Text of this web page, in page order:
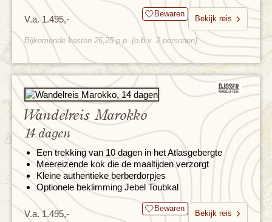
V.a. 1.495,- Bewaren
Bekijk reis
Bijkomende kosten 26,25 p.p. (o.b.v. 2 personen)
Wandelreis Marokko
14 dagen
Een trekking van 10 dagen in het Atlasgebergte
Meereizende kok die de maaltijden verzorgt
Kleine authentieke berberdorpjes
Optionele beklimming Jebel Toubkal
V.a. 1.495,- Bewaren
Bekijk reis